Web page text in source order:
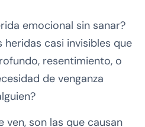
emocional sin sanar?
heridas casi invisibles que
resentimiento, o
de venganza
ven, son las que causan